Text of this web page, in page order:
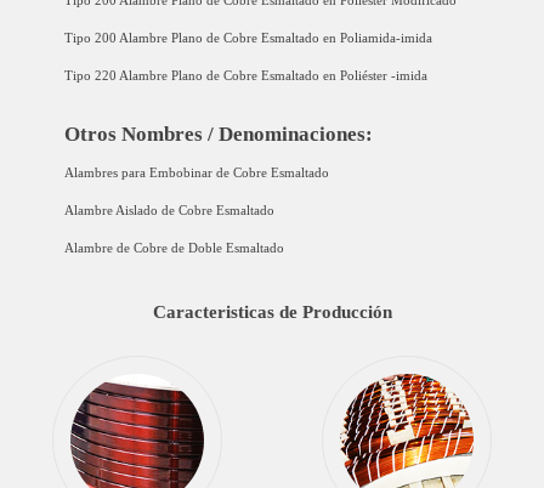
Tipo 200 Alambre Plano de Cobre Esmaltado en Poliamida-imida
Tipo 220 Alambre Plano de Cobre Esmaltado en Poliéster -imida
Otros Nombres / Denominaciones:
Alambres para Embobinar de Cobre Esmaltado
Alambre Aislado de Cobre Esmaltado
Alambre de Cobre de Doble Esmaltado
Caracteristicas de Producción